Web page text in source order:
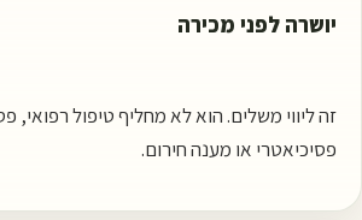
יושרה לפני מכירה
זה ליווי משלים. הוא לא מחליף טיפול רפואי,
פסיכיאטרי או מענה חירום.